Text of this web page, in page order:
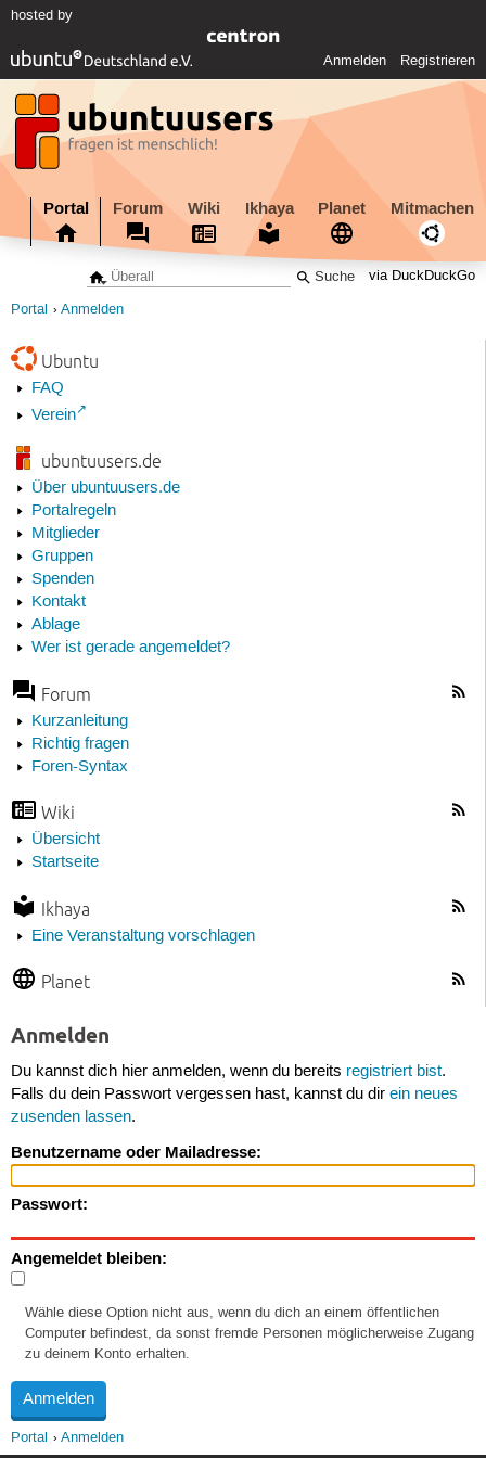
hosted by
Anmelden Registrieren
Portal Forum Wiki Ikhaya Planet Mitmachen
via DuckDuckGo
Portal Anmelden
Ubuntu
FAQ
Verein
ubuntuusers.de
Über ubuntuusers.de
Portalregeln
Mitglieder
Gruppen
Spenden
Kontakt
Ablage
Wer ist gerade angemeldet?
Forum
Kurzanleitung
Richtig fragen
Foren-Syntax
Wiki
Übersicht
Startseite
Ikhaya
Eine Veranstaltung vorschlagen
Planet
Anmelden
Du kannst dich hier anmelden, wenn du bereits registriert bist.
Falls du dein Passwort vergessen hast, kannst du dir ein neues
zusenden lassen.
Benutzername oder Mailadresse:
Passwort:
Angemeldet bleiben:
Wähle diese Option nicht aus, wenn du dich an einem öffentlichen
Computer befindest, da sonst fremde Personen möglicherweise Zugang
zu deinem Konto erhalten.
Portal Anmelden